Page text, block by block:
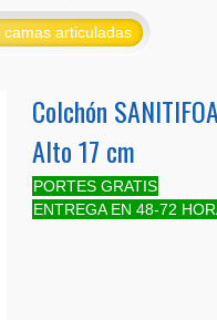
camas articuladas
Colchón
Alto 17 cm
PORTES GRATIS
ENTREGA EN 48-72